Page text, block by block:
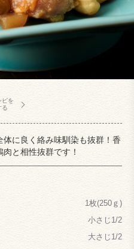
ピを
る
に良く絡み味馴染も抜群！香
と相性抜群です！
1枚(250ｇ)
小さじ1/2
大さじ1/2